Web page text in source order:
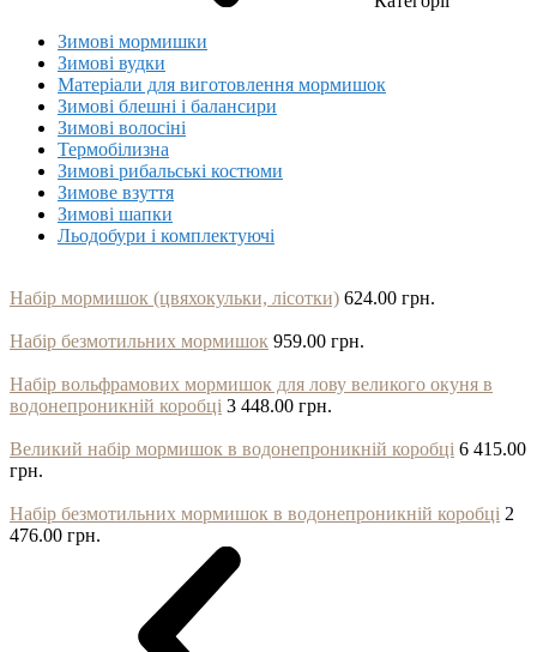
Зимові мормишки
Зимові вудки
Матеріали для виготовлення мормишок
Зимові блешні і балансири
Зимові волосіні
Термобілизна
Зимові рибальські костюми
Зимове взуття
Зимові шапки
Льодобури і комплектуючі
Набір мормишок (цвяхокульки, лісотки) 624.00 грн.
Набір безмотильних мормишок 959.00 грн.
Набір вольфрамових мормишок для лову великого окуня в
водонепроникній коробці 3 448.00 грн.
Великий набір мормишок в водонепроникній коробці 6 415.00
грн.
Набір безмотильних мормишок в водонепроникній коробці 2
476.00 грн.